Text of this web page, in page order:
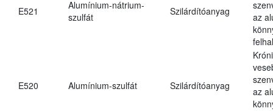
E521
Alumínium-nátrium-
szulfát
Szilárdítóanyag
az
E520 Alumínium-szulfát Szilárdítóanyag
az